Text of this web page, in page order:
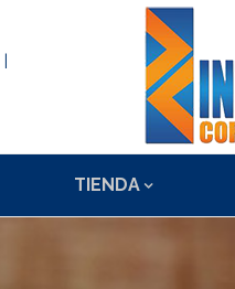
|
TIENDA